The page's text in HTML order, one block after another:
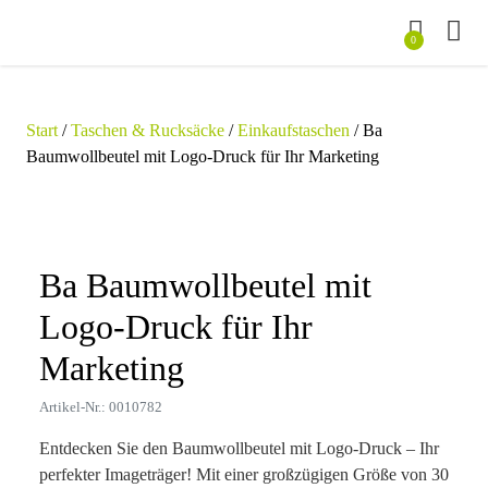
0
Start /Taschen & Rucksäcke /Einkaufstaschen / Ba
Baumwollbeutel mit Logo-Druck für Ihr Marketing
Ba Baumwollbeutel mit
Logo-Druck für Ihr
Marketing
Artikel-Nr.: 0010782
Entdecken Sie den Baumwollbeutel mit Logo-Druck – Ihr
perfekter Imageträger! Mit einer großzügigen Größe von 30